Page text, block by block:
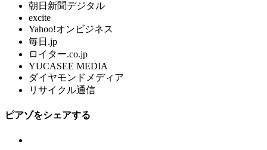
朝日新聞デジタル
excite
Yahoo!オンビジネス
毎日.jp
ロイター.co.jp
YUCASEE MEDIA
ダイヤモンドメディア
リサイクル通信
ピアゾをシェアする